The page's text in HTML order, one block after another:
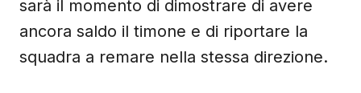
sarà il momento di dimostrare di avere
ancora saldo il timone e di riportare la
squadra a remare nella stessa direzione.